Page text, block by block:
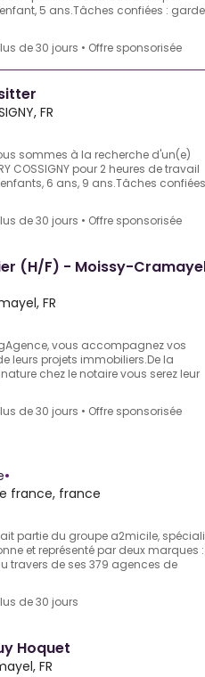
5 ans.Tâches confiées : garde
de 30 jours • Offre sponsorisée
FR
sommes à la recherche d'un(e)
COSSIGNY pour 2 heures de travail
6 ans, 9 ans.Tâches
de 30 jours • Offre sponsorisée
(H/F) - Moissy-
FR
vous accompagnez vos
leurs projets immobiliers.De la
chez le notaire vous serez leur
de 30 jours • Offre sponsorisée
•
france, france
partie du groupe a2micile,
et représenté par deux marques :
travers de ses 379 agences de
de 30 jours
Hoquet
FR